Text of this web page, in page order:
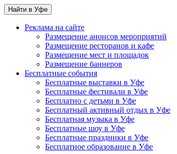
Найти в Уфе
Реклама на сайте
Размещение анонсов мероприятий
Размещение ресторанов и кафе
Размещение мест и площадок
Размещение баннеров
Бесплатные события
Бесплатные выставки в Уфе
Бесплатные фестивали в Уфе
Бесплатно с детьми в Уфе
Бесплатный активный отдых в Уфе
Бесплатная музыка в Уфе
Бесплатные шоу в Уфе
Бесплатные праздники в Уфе
Бесплатное образование в Уфе